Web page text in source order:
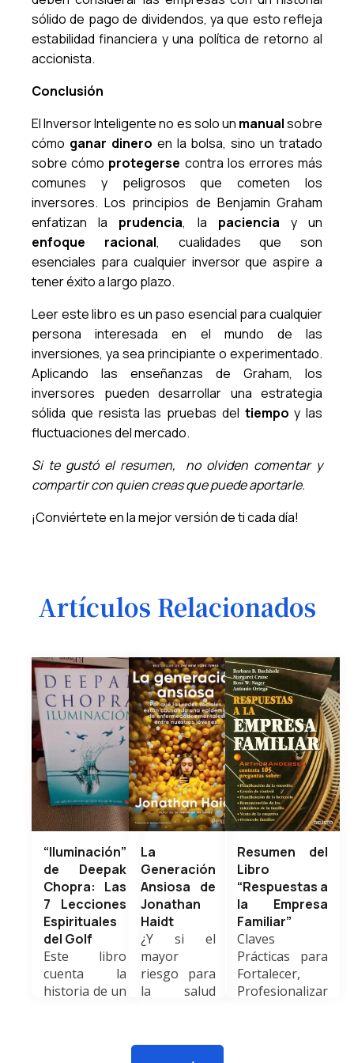
sólido de pago de dividendos, ya que esto refleja
estabilidad financiera y una política de retorno al
accionista.
Conclusión
El Inversor Inteligente no es solo un manualsobre
cómo ganar dinero en la bolsa, sino un tratado
sobre cómo protegerse contra los errores más
comunes y peligrosos que cometen los
inversores. Los principios de Benjamin Graham
enfatizan la prudencia, la paciencia y un
enfoque racional, cualidades que son
esenciales para cualquier inversor que aspire a
tener éxito a largo plazo.
Leer este libro es un paso esencial para cualquier
persona interesada en el mundo de las
inversiones, ya sea principiante o experimentado.
Aplicando las enseñanzas de Graham, los
inversores pueden desarrollar una estrategia
sólida que resista las pruebas del tiempo y las
fluctuaciones del mercado.
Si te gustó el resumen, no olviden comentar y
compartir con quien creas que puede aportarle.
¡Conviértete en la mejor versión de ti cada día!
Artículos Relacionados
“Iluminación”
de Deepak
Chopra: Las
7 Lecciones
Espirituales
del Golf
Este libro
cuenta la
historia de un
La
Generación
Ansiosa de
Jonathan
Haidt
¿Y si el
mayor
riesgo para
la salud
hijos
Resumen del
Libro
“Respuestas a
la Empresa
Familiar”
Claves
Prácticas para
Fortalecer,
Profesionalizar